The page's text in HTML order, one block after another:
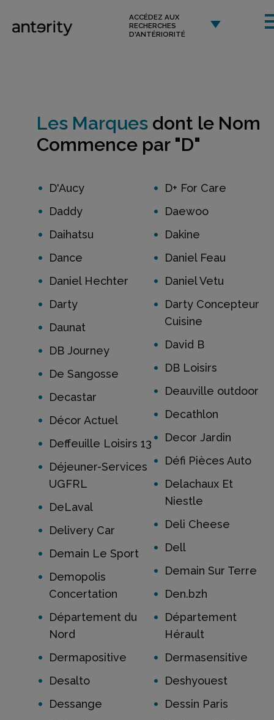
ACCÉDEZ AUX
RECHERCHES
D'ANTÉRIORITÉ
Les Marques dont le Nom
Commence par "D"
D'Aucy
Daddy
Daihatsu
Dance
Daniel Hechter
Darty
Daunat
DB Journey
De Sangosse
Decastar
Décor Actuel
Deffeuille Loisirs 13
Déjeuner-Services
UGFRL
DeLaval
Delivery Car
Demain Le Sport
Demopolis
Concertation
Département du
Nord
Dermapositive
Desalto
Dessange
D+ For Care
Daewoo
Dakine
Daniel Feau
Daniel Vetu
Darty Concepteur
Cuisine
David B
DB Loisirs
Deauville outdoor
Decathlon
Decor Jardin
Défi Pièces Auto
Delachaux Et
Niestle
Deli Cheese
Dell
Demain Sur Terre
Den.bzh
Département
Hérault
Dermasensitive
Deshyouest
Dessin Paris